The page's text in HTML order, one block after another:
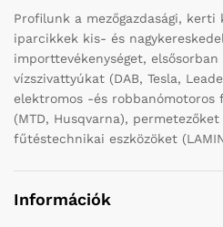
Profilunk a mezőgazdasági, kerti
iparcikkek kis- és
importtevékenységet, elsősorban
vízszivattyúkat (DAB, Tesla,
elektromos -és
(MTD, Husqvarna), permetezőket
fűtéstechnikai eszközöket
Információk